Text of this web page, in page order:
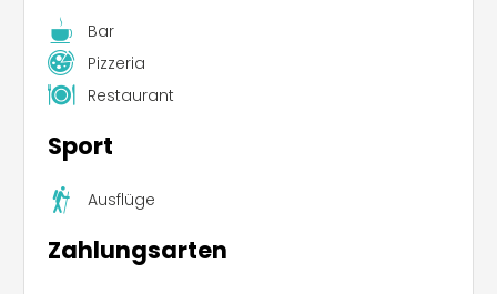
Bar
Pizzeria
Restaurant
Sport
Ausflüge
Zahlungsarten